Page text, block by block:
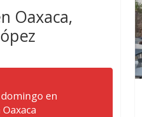
Oaxaca,
en